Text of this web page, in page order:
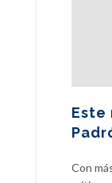
Este
Con